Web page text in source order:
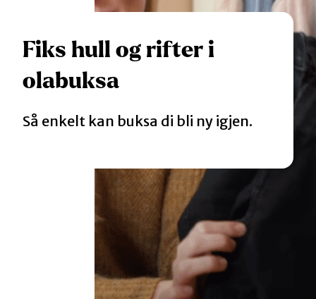
Hvorfor reparere?
Katalog
Retten til reparasjon
Fiks hull og rifter i
olabuksa
Så enkelt kan buksa di bli ny igjen.